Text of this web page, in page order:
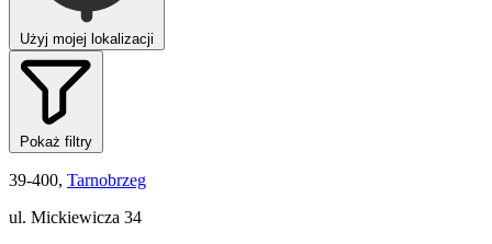
Użyj mojej lokalizacji
Pokaż filtry
39-400, Tarnobrzeg
ul. Mickiewicza 34